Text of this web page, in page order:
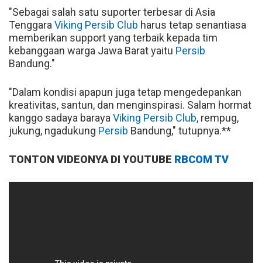
"Sebagai salah satu suporter terbesar di Asia
TenggaraViking Persib Club harus tetap senantiasa
memberikan support yang terbaik kepada tim
kebanggaan warga Jawa Barat yaitu Persib
Bandung."
"Dalam kondisi apapun juga tetap mengedepankan
kreativitas, santun, dan menginspirasi. Salam hormat
kanggo sadaya barayaViking Persib Club, rempug,
jukung, ngadukung Persib Bandung," tutupnya.**
TONTON VIDEONYA DI YOUTUBE RBCOM TV